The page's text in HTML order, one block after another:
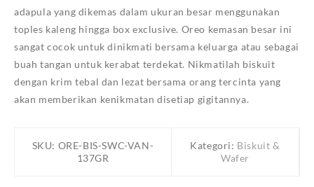
adapula yang dikemas dalam ukuran besar menggunakan
toples kaleng hingga box exclusive. Oreo kemasan besar ini
sangat cocok untuk dinikmati bersama keluarga atau sebagai
buah tangan untuk kerabat terdekat. Nikmatilah biskuit
dengan krim tebal dan lezat bersama orang tercinta yang
akan memberikan kenikmatan disetiap gigitannya.
SKU: ORE-BIS-SWC-VAN-
137GR
Kategori: Biskuit &
Wafer